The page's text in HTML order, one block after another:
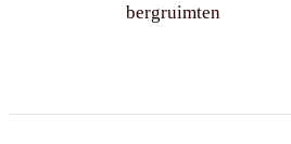
bergruimten